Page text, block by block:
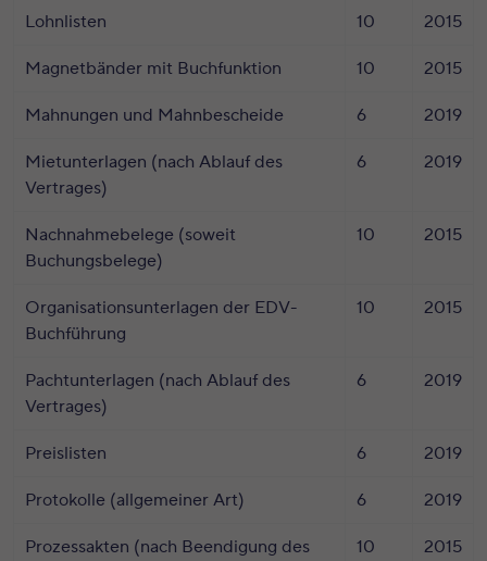
Lohnlisten 10 2015
Magnetbänder mit Buchfunktion 10 2015
Mahnungen und Mahnbescheide 6 2019
Mietunterlagen (nach Ablauf des
Vertrages)
6 2019
Nachnahmebelege (soweit
Buchungsbelege)
10 2015
Organisationsunterlagen der EDV-
Buchführung
10 2015
Pachtunterlagen (nach Ablauf des
Vertrages)
6 2019
Preislisten 6 2019
Protokolle (allgemeiner Art) 6 2019
Prozessakten (nach Beendigung des
10 2015